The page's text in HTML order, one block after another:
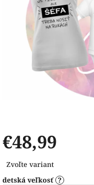
€48,99
cena:
Zvoľte variant
detská veľkosť ?